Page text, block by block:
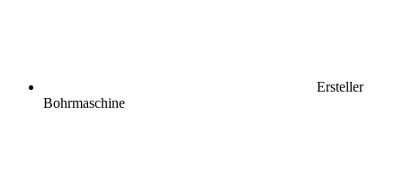
Ersteller
Bohrmaschine